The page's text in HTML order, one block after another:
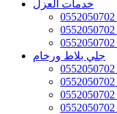
خدمات العزل
جلي بلاط ورخام